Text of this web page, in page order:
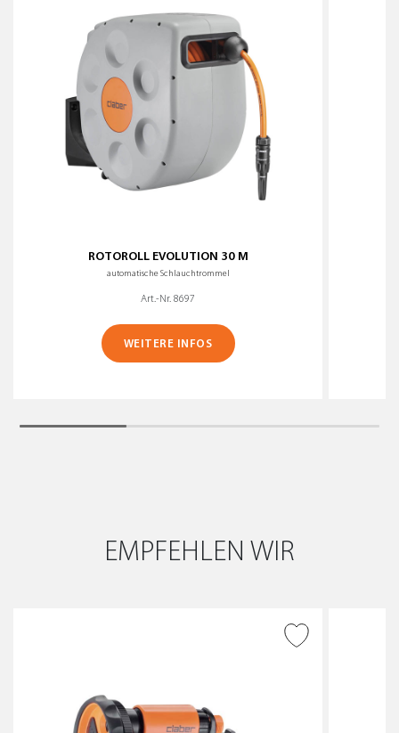
ROTOROLL EVOLUTION 30 M
automatische Schlauchtrommel
Art.-Nr. 8697
WEITERE INFOS
EMPFEHLEN WIR